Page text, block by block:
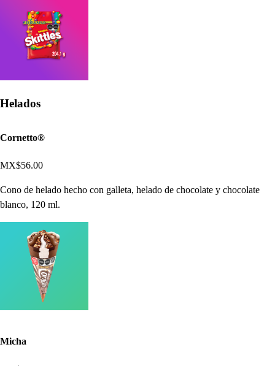
Helados
Cornetto®
MX$56.00
Cono de helado hecho con galleta, helado de chocolate y chocolate
blanco, 120 ml.
Micha